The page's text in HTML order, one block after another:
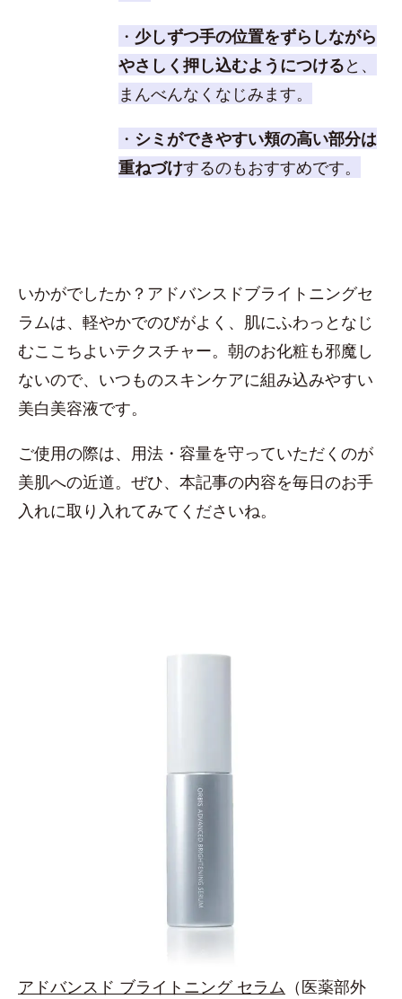
・ 少しずつ手の位置をずらしながら
やさしく押し込むようにつけると、
まんべんなくなじみます。
・ シミができやすい頬の高い部分は
重ねづけするのもおすすめです。
いかがでしたか？アドバンスドブライトニングセ
ラムは、軽やかでのびがよく、肌にふわっとなじ
むここちよいテクスチャー。朝のお化粧も邪魔し
ないので、いつものスキンケアに組み込みやすい
美白美容液です。
ご使用の際は、用法・容量を守っていただくのが
美肌への近道。ぜひ、本記事の内容を毎日のお手
入れに取り入れてみてくださいね。
アドバンスド ブライトニング セラム （医薬部外